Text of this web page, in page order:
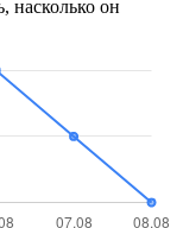
насколько он